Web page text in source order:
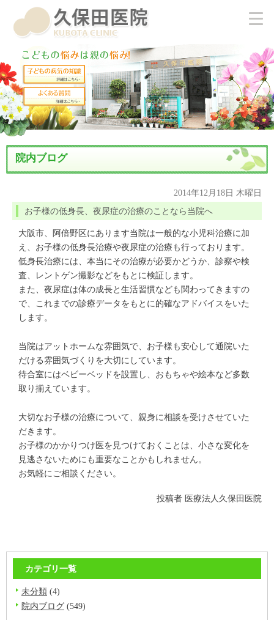
院内ブログ
2014年12月18日 木曜日
お子様の低身長、夜尿症の治療のことなら当院へ
大阪市、阿倍野区にあります当院は一般的な小児科治療に加
え、お子様の低身長治療や夜尿症の治療も行っております。
低身長治療には、本当にその治療が必要かどうか、診察や検
査、レントゲン撮影などをもとに検証します。
また、夜尿症は体の成長と生活習慣なども関わってきますの
で、これまでの診療データをもとに的確なアドバイスをいた
します。
当院はアットホームな雰囲気で、お子様も安心して通院いた
だける雰囲気づくりを大切にしています。
待合室にはベビーベッドを設置し、おもちゃや絵本など多数
取り揃えています。
大切なお子様の治療について、親身に相談を受けさせていた
だきます。
お子様のかかりつけ医を見つけておくことは、小さな変化を
見逃さないためにも重要なことかもしれません。
お気軽にご相談ください。
投稿者 医療法人久保田医院
カテゴリ一覧
未分類 (4)
院内ブログ (549)